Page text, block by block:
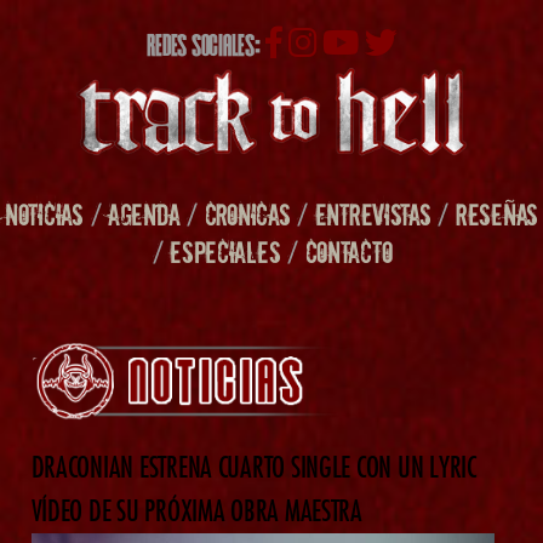
REDES SOCIALES:
NOTICIAS /AGENDA/ CRONICAS/ENTREVISTAS/RESEÑAS
/ESPECIALES/ CONTACTO
DRACONIAN ESTRENA CUARTO SINGLE CON UN LYRIC
VÍDEO DE SU PRÓXIMA OBRA MAESTRA